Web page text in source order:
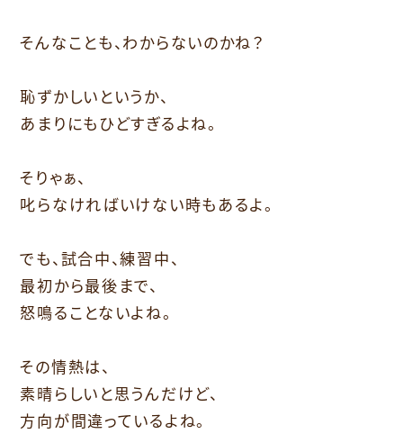
そんなことも、わからないのかね？
恥ずかしいというか、
あまりにもひどすぎるよね。
そりゃぁ、
叱らなければいけない時もあるよ。
でも、試合中、練習中、
最初から最後まで、
怒鳴ることないよね。
その情熱は、
素晴らしいと思うんだけど、
方向が間違っているよね。